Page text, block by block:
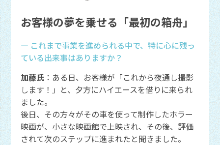
お客様の夢を乗せる「最初の箱舟」
― これまで事業を進められる中で、特に心に残っ
ている出来事はありますか？
加藤氏：ある日、お客様が「これから夜通し撮影
します！」と、夕方にハイエースを借りに来られ
ました。
後日、その方々がその車を使って制作したホラー
映画が、小さな映画館で上映され、その後、評価
されて次のステップに進まれたと聞きました。